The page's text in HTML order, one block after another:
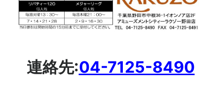
連絡先:04-7125-8490